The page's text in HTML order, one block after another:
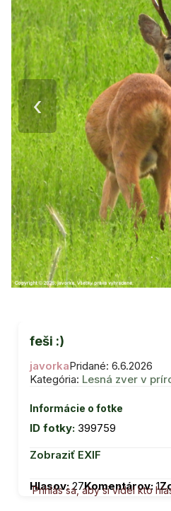
‹
feši :)
javorkaPridané: 6.6.2026
Kategória: Lesná zver v
Informácie o fotke
ID fotky: 399759
Zobraziť EXIF
Hlasov:27Komentárov:1
Prihlás sa, aby si videl kto